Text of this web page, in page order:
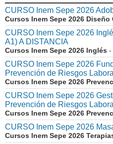
CURSO Inem Sepe 2026
Cursos Inem Sepe 2026 Diseño
CURSO Inem Sepe 2026
A1) A DISTANCIA
Cursos Inem Sepe 2026 Inglés -
CURSO Inem Sepe 2026
Prevención de Riesgos
Cursos Inem Sepe 2026
CURSO Inem Sepe 2026
Prevención de Riesgos
Cursos Inem Sepe 2026
CURSO Inem Sepe 2026
Cursos Inem Sepe 2026